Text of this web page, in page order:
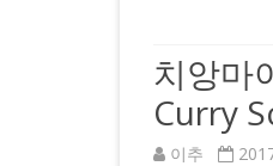
치앙마
Curry
이추